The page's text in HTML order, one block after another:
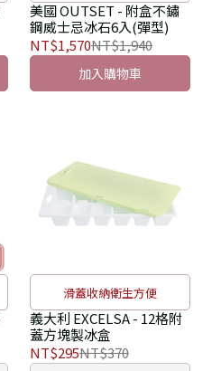
美國 OUTSET - 附盒不鏽
鋼威士忌冰石6入(彈型)
NT$1,570NT$1,940
加入購物車
滑蓋收納衛生方便
義大利 EXCELSA - 12格附
蓋方塊製冰盒
NT$295NT$370